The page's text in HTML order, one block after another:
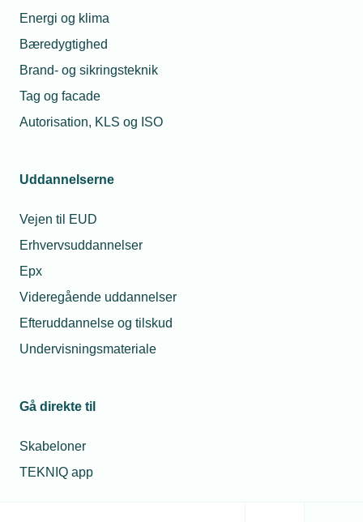
Energi og klima
Bæredygtighed
Brand- og sikringsteknik
Tag og facade
Autorisation, KLS og ISO
Uddannelserne
Vejen til EUD
Erhvervsuddannelser
Epx
Videregående uddannelser
Efteruddannelse og tilskud
Undervisningsmateriale
Gå direkte til
Skabeloner
TEKNIQ app